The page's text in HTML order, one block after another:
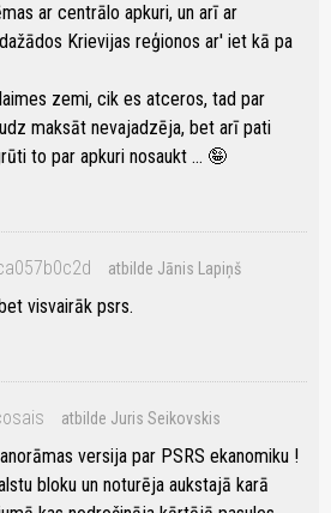
ar centrālo apkuri, un arī ar
Krievijas reģionos ar' iet kā pa
zemi, cik es atceros, tad par
maksāt nevajadzēja, bet arī pati
to par apkuri nosaukt ... 🤪
atbilde Jānis Lapiņš
visvairāk psrs.
atbilde Juris Seikovskis
versija par PSRS ekanomiku !
bloku un noturēja aukstajā karā